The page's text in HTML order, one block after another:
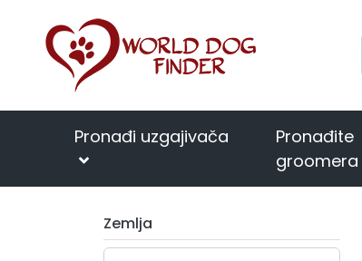
Pronađi uzgajivača
Pronađite
groomera
Zemlja